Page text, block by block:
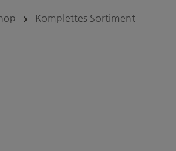
Komplettes Sortiment